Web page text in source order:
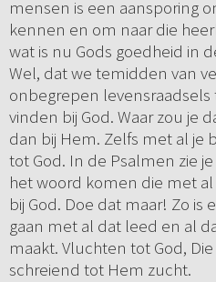
mensen is een aansporing
kennen en om naar die
wat is nu Gods goedheid in
Wel, dat we temidden van
onbegrepen
vinden bij God. Waar zou je
dan bij Hem. Zelfs met al je
tot God. In de Psalmen zie
het woord komen die met
bij God. Doe dat maar! Zo is
gaan met al dat leed en al
maakt. Vluchten tot God,
schreiend tot Hem zucht.